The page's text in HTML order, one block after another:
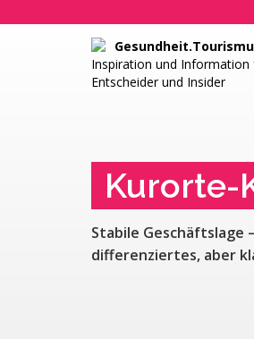
Inspiration und Information
Entscheider und Insider
Kurorte-
Stabile Geschäftslage
differenziertes, aber